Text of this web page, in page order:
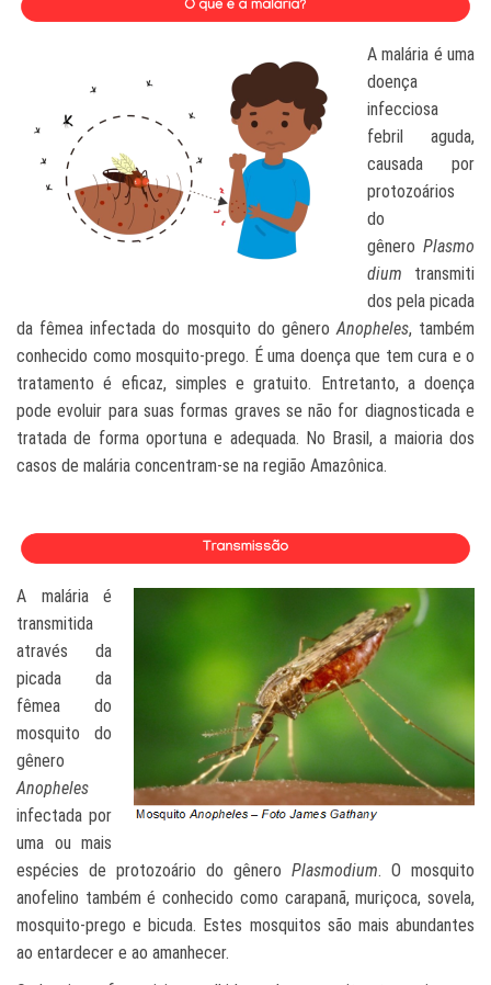
A malária é uma
doença
infecciosa
febril aguda,
causada por
protozoários
do
gênero Plasmo
dium transmiti
dos pela picada
da fêmea infectada do mosquito do gêneroAnopheles, também
conhecido como mosquito-prego. É uma doença que tem cura e o
tratamento é eficaz, simples e gratuito. Entretanto, a doença
pode evoluir para suas formas graves se não for diagnosticada e
tratada de forma oportuna e adequada. No Brasil, a maioria dos
casos de malária concentram-se na região Amazônica.
A malária é
transmitida
através da
picada da
fêmea do
mosquito do
gênero
Anopheles
infectada por
uma ou mais
espécies de protozoário do gênero Plasmodium. O mosquito
anofelino também é conhecido como carapanã, muriçoca, sovela,
mosquito-prego e bicuda. Estes mosquitos são mais abundantes
ao entardecer e ao amanhecer.